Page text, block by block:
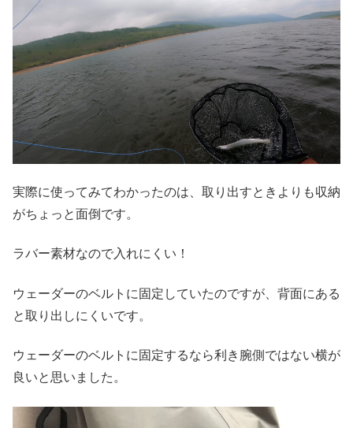
実際に使ってみてわかったのは、取り出すときよりも収納
がちょっと面倒です。
ラバー素材なので入れにくい！
ウェーダーのベルトに固定していたのですが、背面にある
と取り出しにくいです。
ウェーダーのベルトに固定するなら利き腕側ではない横が
良いと思いました。